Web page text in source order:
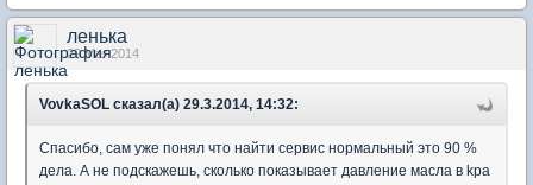
ленька
29 Mar 2014
VovkaSOL сказал(а) 29.3.2014, 14:32:
Спасибо, сам уже понял что найти сервис нормальный это 90 %
дела. А не подскажешь, сколько показывает давление масла в kpa